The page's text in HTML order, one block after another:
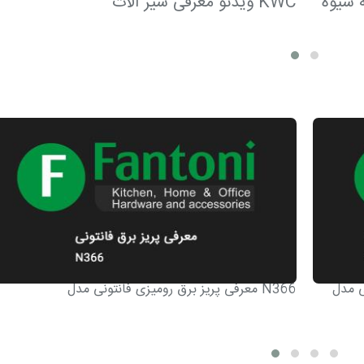
معرفی پریز برق رومیزی فانتونی مدل N366